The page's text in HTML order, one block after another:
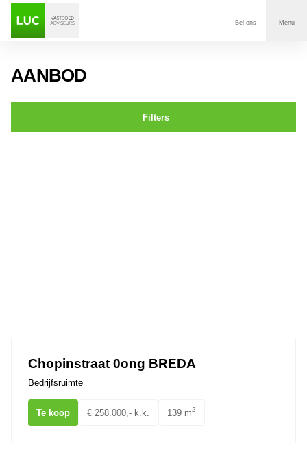
Bel ons Menu
AANBOD
Filters
Chopinstraat 0ong BREDA
Bedrijfsruimte
Te koop € 258.000,- k.k. 139 m2